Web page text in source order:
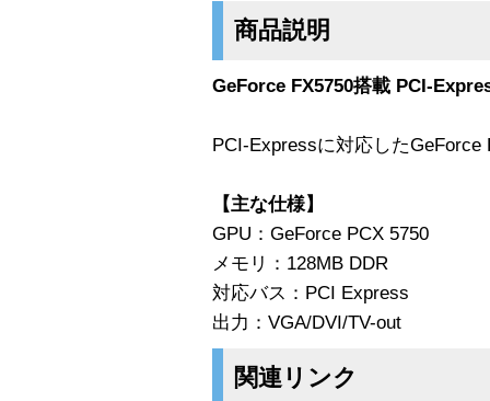
商品説明
GeForce FX5750搭載 PCI-
PCI-Expressに対応した
【主な仕様】
GPU：GeForce PCX 5750
メモリ：128MB DDR
対応バス：PCI Express
出力：VGA/DVI/TV-out
関連リンク